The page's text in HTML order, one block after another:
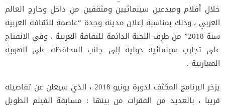
خلال أفلام ومبدعين سينمائيين ومثقفين من داخل وخارج العالم
العربي ، وذلك بمناسبة إعلان مدينة وجدة “عاصمة للثقافة العربية
سنة 2018” من طرف اللجنة الدائمة للثقافة العربية ، وفي الانفتاح
على تجارب سينمائية دولية إلى جانب المحافظة على الهوية
المغاربية .
يزخر البرنامج المكثف لدورة يونيو 2018 ، الذي سيعلن عن تفاصيله
قريبا ، بالعديد من الفقرات من بينها : مسابقة الفيلم الطويل